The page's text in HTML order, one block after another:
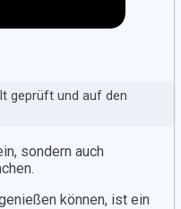
geprüft und auf den
sondern auch
können, ist ein